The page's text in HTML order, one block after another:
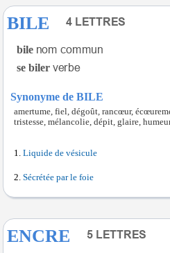
BILE
bile
se biler
Synonyme de BILE
amertume, fiel, dégoût, rancœur,
tristesse, mélancolie, dépit, glaire,
Liquide de vésicule
Sécrétée par le foie
ENCRE